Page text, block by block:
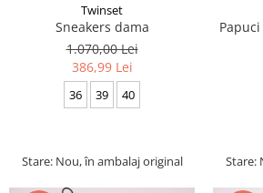
Twinset
Sneakers dama
1.070,00 Lei
386,99 Lei
36 39 40
Stare: Nou, în ambalaj original Stare: